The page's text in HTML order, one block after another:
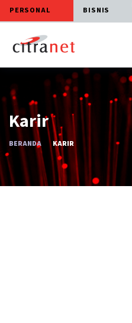
PERSONAL BISNIS
Karir
BERANDA KARIR